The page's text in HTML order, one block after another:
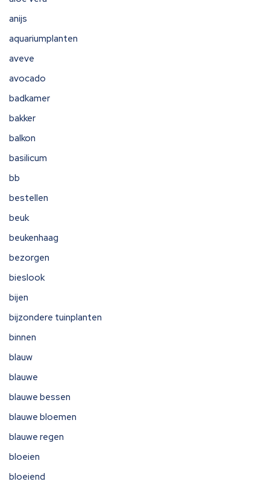
anijs
aquariumplanten
aveve
avocado
badkamer
bakker
balkon
basilicum
bb
bestellen
beuk
beukenhaag
bezorgen
bieslook
bijen
bijzondere tuinplanten
binnen
blauw
blauwe
blauwe bessen
blauwe bloemen
blauwe regen
bloeien
bloeiend